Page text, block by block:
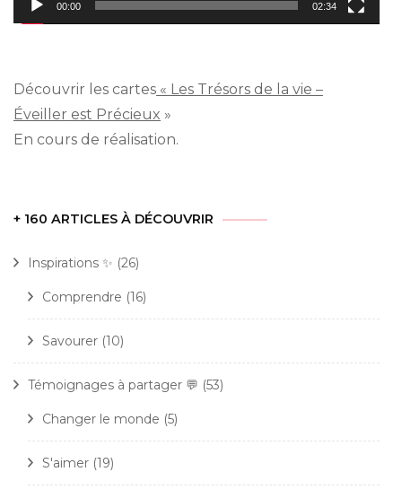
00:00 02:34
Découvrir les cartes « Les Trésors de la vie –
Éveiller est Précieux »
En cours de réalisation.
+ 160 ARTICLES À DÉCOUVRIR
Inspirations ✨ (26)
Comprendre (16)
Savourer (10)
Témoignages à partager 💬 (53)
Changer le monde (5)
S'aimer (19)